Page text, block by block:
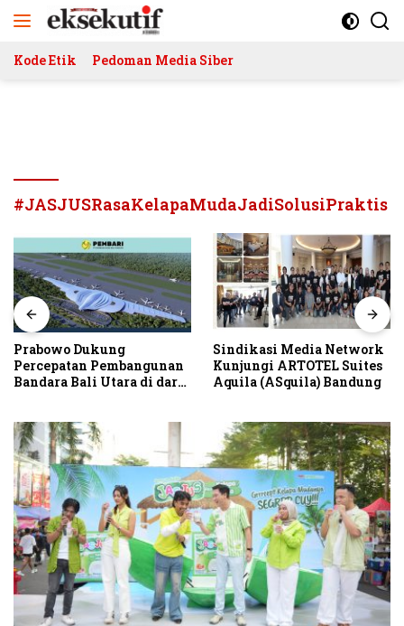
Kode Etik Pedoman Media Siber
#JASJUSRasaKelapaMudaJadiSolusiPraktis
Prabowo Dukung
Percepatan Pembangunan
Bandara Bali Utara di darat
Sindikasi Media Network
Kunjungi ARTOTEL Suites
Aquila (ASquila) Bandung